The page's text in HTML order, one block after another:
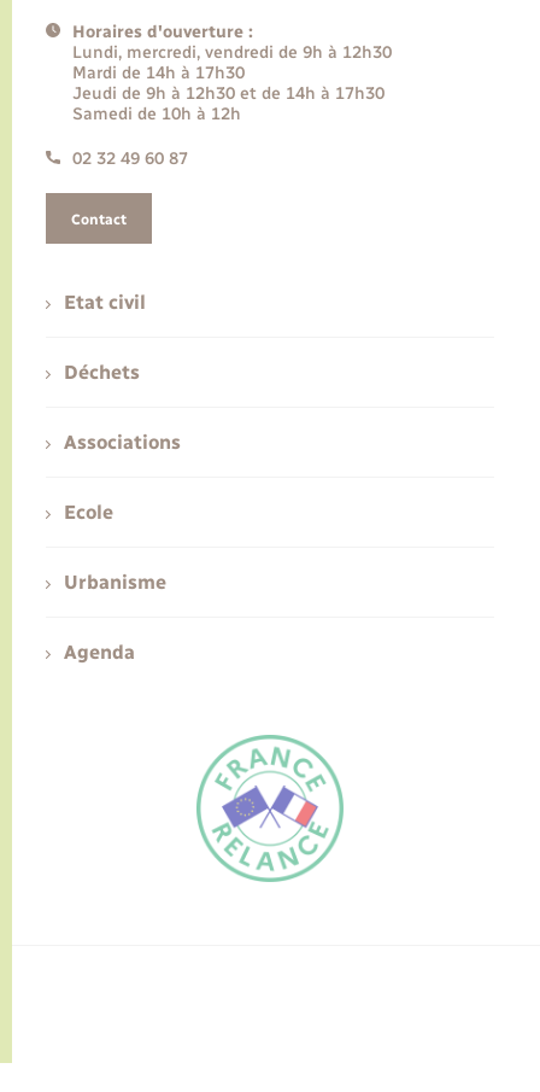
FR
Horaires d'ouverture :
Lundi, mercredi, vendredi de 9h à 12h30
Mardi de 14h à 17h30
Jeudi de 9h à 12h30 et de 14h à 17h30
Samedi de 10h à 12h
02 32 49 60 87
Contact
Etat civil
Déchets
Associations
Ecole
Urbanisme
Agenda